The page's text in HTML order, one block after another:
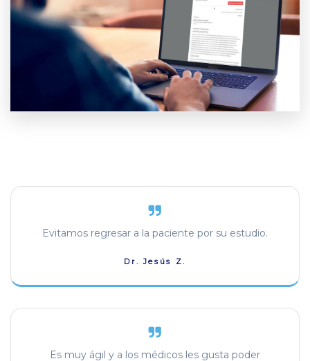
Evitamos regresar a la paciente por su estudio.
Dr. Jesús Z.
Es muy ágil y a los médicos les gusta poder